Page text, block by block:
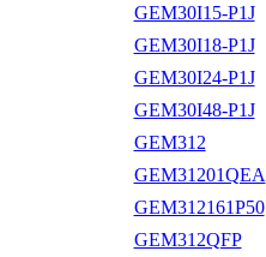
GEM30I15-P1J
GEM30I18-P1J
GEM30I24-P1J
GEM30I48-P1J
GEM312
GEM31201QEA
GEM312161P50
GEM312QFP